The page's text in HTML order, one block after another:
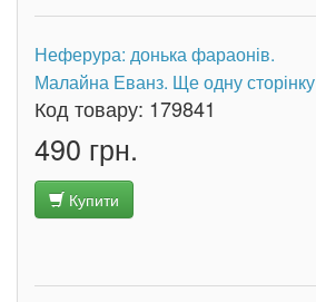
Неферура: донька фараонів.
Малайна Еванз. Ще одну сторінку
Код товару: 179841
490 грн.
Купити